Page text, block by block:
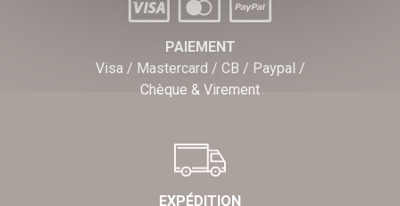
PAIEMENT
Visa / Mastercard / CB / Paypal /
Chèque & Virement
EXPÉDITION